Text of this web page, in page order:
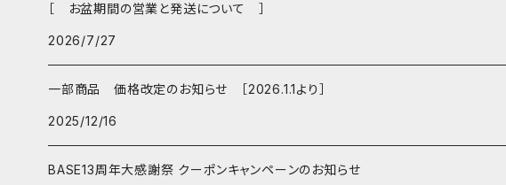
［ お盆期間の営業と発送について ］
2026/7/27
一部商品 価格改定のお知らせ ［2026.1.1より］
2025/12/16
BASE13周年大感謝祭 クーポンキャンペーンのお知らせ